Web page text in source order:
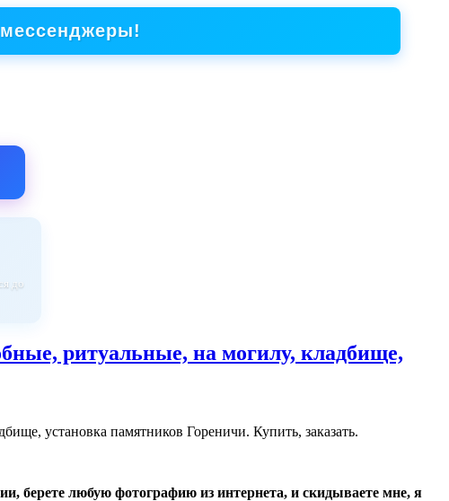
до
ритуальные, на могилу, кладбище,
установка памятников Гореничи. Купить, заказать.
берете любую фотографию из интернета, и скидываете мне, я